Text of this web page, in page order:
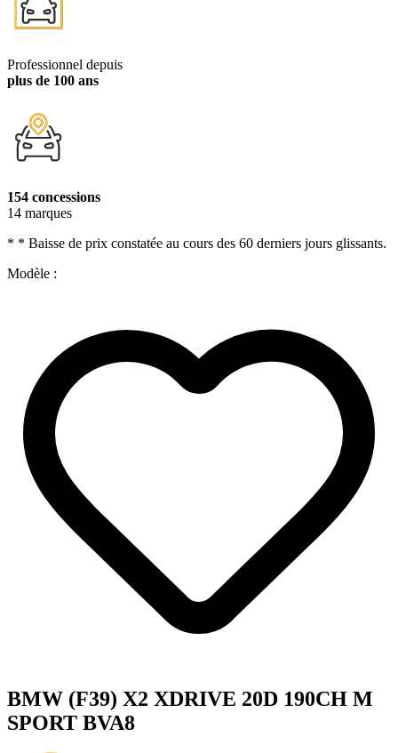
Professionnel depuis
plus de 100 ans
154 concessions
14 marques
* * Baisse de prix constatée au cours des 60 derniers jours glissants.
Modèle :
BMW (F39) X2 XDRIVE 20D 190CH M
SPORT BVA8